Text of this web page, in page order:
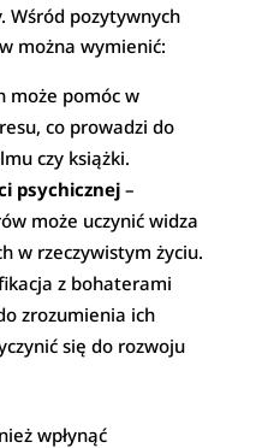
Wśród pozytywnych
można wymienić:
może pomóc w
co prowadzi do
czy książki.
psychicznej –
może uczynić widza
w rzeczywistym życiu.
z bohaterami
zrozumienia ich
się do rozwoju
wpłynąć